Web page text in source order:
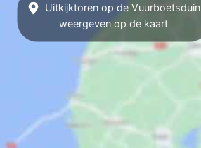
Uitkijktoren op de Vuurboetsduin
weergeven op de kaart